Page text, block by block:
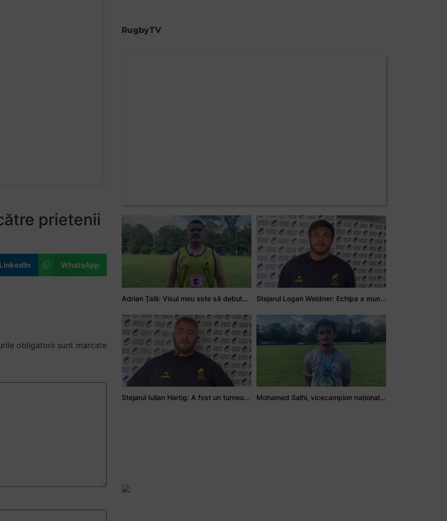
prietenii
LinkedIn WhatsApp
obligatorii sunt marcate
RugbyTV
Adrian Țală: Visul meu este să debutez pentru România Stejarul Logan Weidner: Echipa a muncit mult, iar asta se va vedea în meciurile de la Nations Cup
Stejarul Iulian Hartig: A fost un turneu care a unit mai mult echipa Mohamed Salhi, vicecampion național juniori I: Rugby-ul te învață să accepți și înfrângerile